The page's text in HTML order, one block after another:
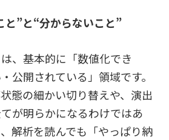
と”と“分からないこと”
、基本的に「数値化でき
公開されている」領域です。
態の細かい切り替えや、演出
が明らかになるわけではあ
解析を読んでも「やっぱり納